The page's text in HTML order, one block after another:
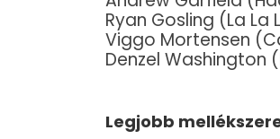
Ryan Gosling (La La
Viggo Mortensen
Denzel Washington
Legjobb